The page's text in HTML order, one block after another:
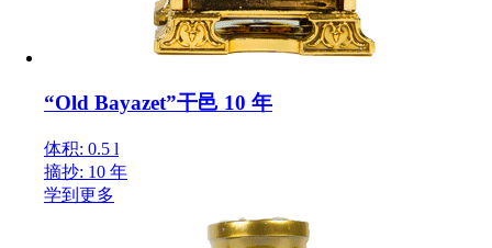
“Old Bayazet”干邑 10 年
体积: 0.5 l
摘抄: 10 年
学到更多